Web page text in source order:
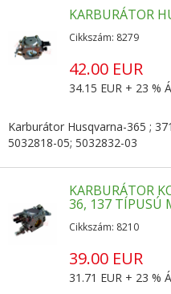
KARBURÁTOR
Cikkszám: 8279
42.00 EUR
34.15 EUR + 23 %
Karburátor Husqvarna-365 ;
5032818-05; 5032832-03
KARBURÁTOR
36, 137 TÍPUSÚ
Cikkszám: 8210
39.00 EUR
31.71 EUR + 23 %